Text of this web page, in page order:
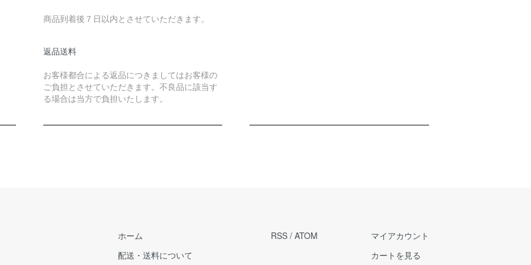
商品到着後７日以内とさせていただきます。
返品送料
お客様都合による返品につきましてはお客様の
ご負担とさせていただきます。不良品に該当す
る場合は当方で負担いたします。
ホーム
配送・送料について
RSS / ATOM
マイアカウント
カートを見る